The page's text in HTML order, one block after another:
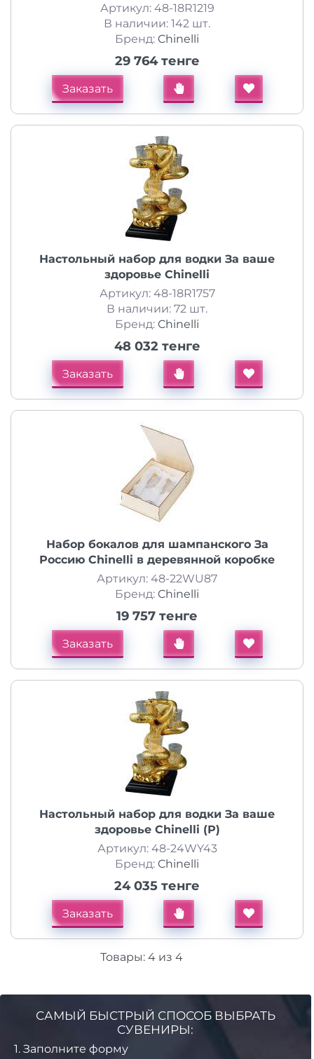
Артикул: 48-18R1219
В наличии: 142 шт.
Бренд: Chinelli
29 764 тенге
Заказать
Настольный набор для водки За ваше
здоровье Chinelli
Артикул: 48-18R1757
В наличии: 72 шт.
Бренд: Chinelli
48 032 тенге
Заказать
Набор бокалов для шампанского За
Россию Chinelli в деревянной коробке
Артикул: 48-22WU87
Бренд: Chinelli
19 757 тенге
Заказать
Настольный набор для водки За ваше
здоровье Chinelli (Р)
Артикул: 48-24WY43
Бренд: Chinelli
24 035 тенге
Заказать
Товары: 4из 4
САМЫЙ БЫСТРЫЙ СПОСОБ ВЫБРАТЬ
СУВЕНИРЫ:
1. Заполните форму